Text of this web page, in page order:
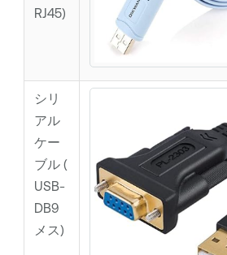
RJ45)
シリ
アル
ケー
ブル (
USB-
DB9
メス)